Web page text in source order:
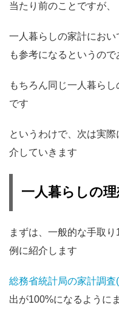
当たり前のことですが、
一人暮らしの家計にお
も参考になるというので
もちろん同じ一人暮ら
です
というわけで、次は実
介していきます
一人暮らしの
まずは、一般的な手取
例に紹介します
総務省統計局の家計調査
出が100%になるように